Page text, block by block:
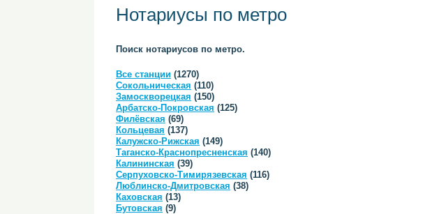
Нотариусы по метро
Поиск нотариусов по метро.
Все станции (1270)
Сокольническая (110)
Замоскворецкая (150)
Арбатско-Покровская (125)
Филёвская (69)
Кольцевая (137)
Калужско-Рижская (149)
Таганско-Краснопресненская (140)
Калининская (39)
Серпуховско-Тимирязевская (116)
Люблинско-Дмитровская (38)
Каховская (13)
Бутовская (9)